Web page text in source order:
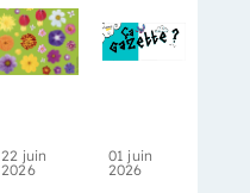
22 juin
2026
01 juin
2026